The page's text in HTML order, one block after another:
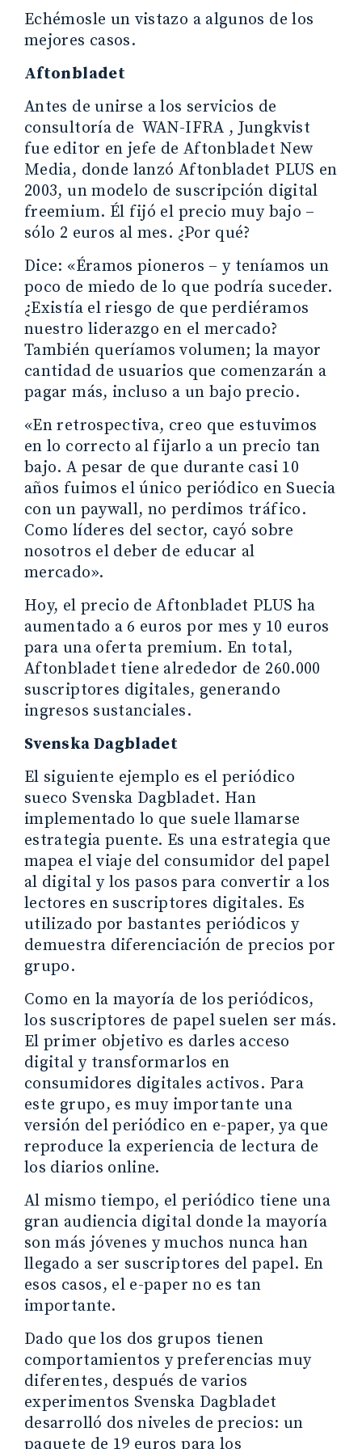
Echémosle un vistazo a algunos de los
mejores casos.
Aftonbladet
Antes de unirse a los servicios de
consultoría de WAN-IFRA , Jungkvist
fue editor en jefe de Aftonbladet New
Media, donde lanzó Aftonbladet PLUS en
2003, un modelo de suscripción digital
freemium. Él fijó el precio muy bajo –
sólo 2 euros al mes. ¿Por qué?
Dice: «Éramos pioneros – y teníamos un
poco de miedo de lo que podría suceder.
¿Existía el riesgo de que perdiéramos
nuestro liderazgo en el mercado?
También queríamos volumen; la mayor
cantidad de usuarios que comenzarán a
pagar más, incluso a un bajo precio.
«En retrospectiva, creo que estuvimos
en lo correcto al fijarlo a un precio tan
bajo. A pesar de que durante casi 10
años fuimos el único periódico en Suecia
con un paywall, no perdimos tráfico.
Como líderes del sector, cayó sobre
nosotros el deber de educar al
mercado».
Hoy, el precio de Aftonbladet PLUS ha
aumentado a 6 euros por mes y 10 euros
para una oferta premium. En total,
Aftonbladet tiene alrededor de 260.000
suscriptores digitales, generando
ingresos sustanciales.
Svenska Dagbladet
El siguiente ejemplo es el periódico
sueco Svenska Dagbladet. Han
implementado lo que suele llamarse
estrategia puente. Es una estrategia que
mapea el viaje del consumidor del papel
al digital y los pasos para convertir a los
lectores en suscriptores digitales. Es
utilizado por bastantes periódicos y
demuestra diferenciación de precios por
grupo.
Como en la mayoría de los periódicos,
los suscriptores de papel suelen ser más.
El primer objetivo es darles acceso
digital y transformarlos en
consumidores digitales activos. Para
este grupo, es muy importante una
versión del periódico en e-paper, ya que
reproduce la experiencia de lectura de
los diarios online.
Al mismo tiempo, el periódico tiene una
gran audiencia digital donde la mayoría
son más jóvenes y muchos nunca han
llegado a ser suscriptores del papel. En
esos casos, el e-paper no es tan
importante.
Dado que los dos grupos tienen
comportamientos y preferencias muy
diferentes, después de varios
experimentos Svenska Dagbladet
desarrolló dos niveles de precios: un
paquete de 19 euros para los